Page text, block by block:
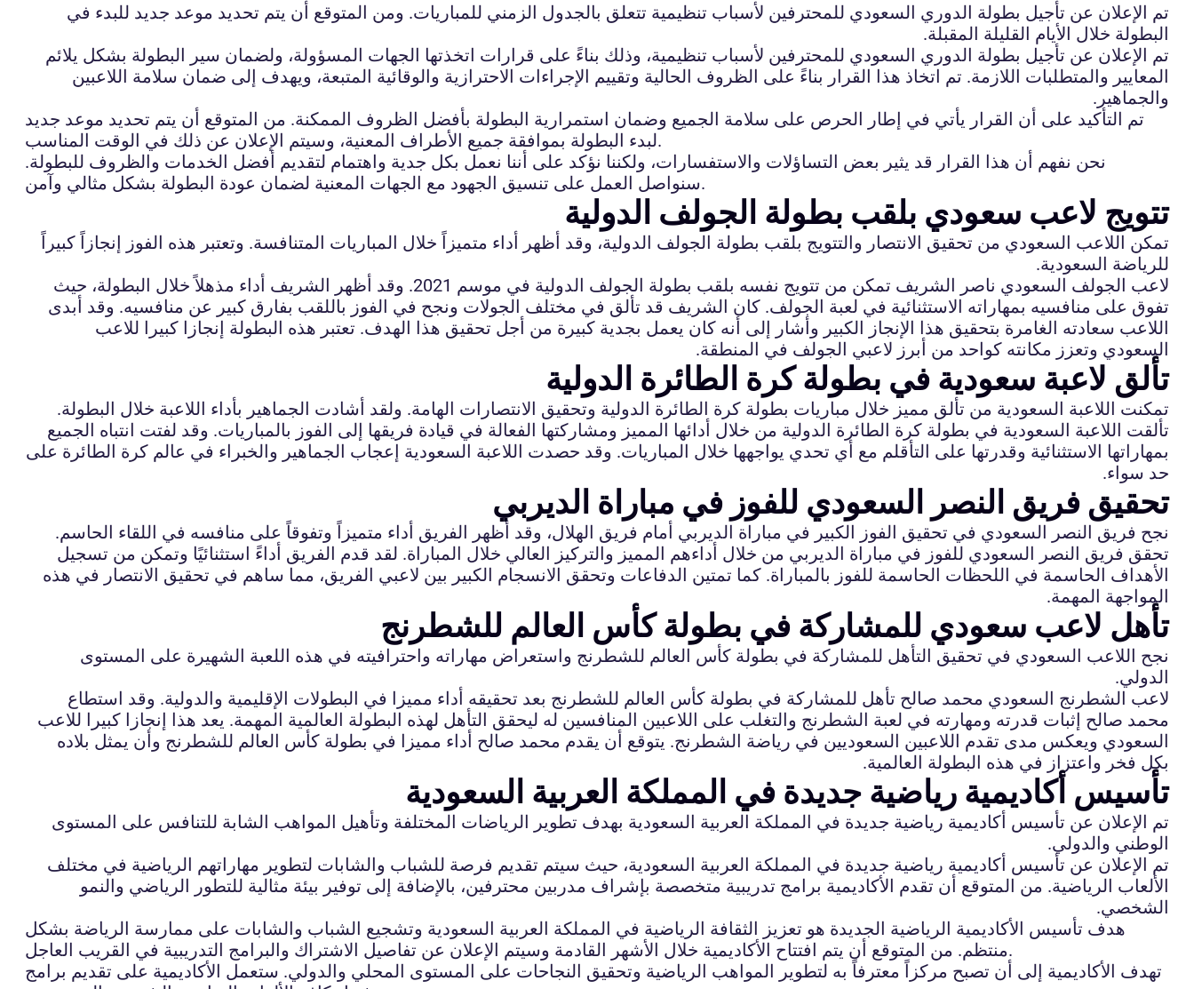
تم الإعلان عن تأجيل بطولة الدوري السعودي للمحترفين لأسباب تنظيمية تتعلق بالجدول الزمني للمباريات. ومن المتوقع أن يتم تحديد موعد جديد للبدء في
البطولة خلال الأيام القليلة المقبلة.
تم الإعلان عن تأجيل بطولة الدوري السعودي للمحترفين لأسباب تنظيمية، وذلك بناءً على قرارات اتخذتها الجهات المسؤولة، ولضمان سير البطولة بشكل يلائم
المعايير والمتطلبات اللازمة. تم اتخاذ هذا القرار بناءً على الظروف الحالية وتقييم الإجراءات الاحترازية والوقائية المتبعة، ويهدف إلى ضمان سلامة اللاعبين
والجماهير.
تم التأكيد على أن القرار يأتي في إطار الحرص على سلامة الجميع وضمان استمرارية البطولة بأفضل الظروف الممكنة. من المتوقع أن يتم تحديد موعد جديد
لبدء البطولة بموافقة جميع الأطراف المعنية، وسيتم الإعلان عن ذلك في الوقت المناسب.
نحن نفهم أن هذا القرار قد يثير بعض التساؤلات والاستفسارات، ولكننا نؤكد على أننا نعمل بكل جدية واهتمام لتقديم أفضل الخدمات والظروف للبطولة.
سنواصل العمل على تنسيق الجهود مع الجهات المعنية لضمان عودة البطولة بشكل مثالي وآمن.
تتويج لاعب سعودي بلقب بطولة الجولف الدولية
تمكن اللاعب السعودي من تحقيق الانتصار والتتويج بلقب بطولة الجولف الدولية، وقد أظهر أداء متميزاً خلال المباريات المتنافسة. وتعتبر هذه الفوز إنجازاً كبيراً
للرياضة السعودية.
لاعب الجولف السعودي ناصر الشريف تمكن من تتويج نفسه بلقب بطولة الجولف الدولية في موسم 2021. وقد أظهر الشريف أداء مذهلاً خلال البطولة، حيث
تفوق على منافسيه بمهاراته الاستثنائية في لعبة الجولف. كان الشريف قد تألق في مختلف الجولات ونجح في الفوز باللقب بفارق كبير عن منافسيه. وقد أبدى
اللاعب سعادته الغامرة بتحقيق هذا الإنجاز الكبير وأشار إلى أنه كان يعمل بجدية كبيرة من أجل تحقيق هذا الهدف. تعتبر هذه البطولة إنجازا كبيرا للاعب
السعودي وتعزز مكانته كواحد من أبرز لاعبي الجولف في المنطقة.
تألق لاعبة سعودية في بطولة كرة الطائرة الدولية
تمكنت اللاعبة السعودية من تألق مميز خلال مباريات بطولة كرة الطائرة الدولية وتحقيق الانتصارات الهامة. ولقد أشادت الجماهير بأداء اللاعبة خلال البطولة.
تألقت اللاعبة السعودية في بطولة كرة الطائرة الدولية من خلال أدائها المميز ومشاركتها الفعالة في قيادة فريقها إلى الفوز بالمباريات. وقد لفتت انتباه الجميع
بمهاراتها الاستثنائية وقدرتها على التأقلم مع أي تحدي يواجهها خلال المباريات. وقد حصدت اللاعبة السعودية إعجاب الجماهير والخبراء في عالم كرة الطائرة على
حد سواء.
تحقيق فريق النصر السعودي للفوز في مباراة الديربي
نجح فريق النصر السعودي في تحقيق الفوز الكبير في مباراة الديربي أمام فريق الهلال، وقد أظهر الفريق أداء متميزاً وتفوقاً على منافسه في اللقاء الحاسم.
تحقق فريق النصر السعودي للفوز في مباراة الديربي من خلال أداءهم المميز والتركيز العالي خلال المباراة. لقد قدم الفريق أداءً استثنائيًا وتمكن من تسجيل
الأهداف الحاسمة في اللحظات الحاسمة للفوز بالمباراة. كما تمتين الدفاعات وتحقق الانسجام الكبير بين لاعبي الفريق، مما ساهم في تحقيق الانتصار في هذه
المواجهة المهمة.
تأهل لاعب سعودي للمشاركة في بطولة كأس العالم للشطرنج
نجح اللاعب السعودي في تحقيق التأهل للمشاركة في بطولة كأس العالم للشطرنج واستعراض مهاراته واحترافيته في هذه اللعبة الشهيرة على المستوى
الدولي.
لاعب الشطرنج السعودي محمد صالح تأهل للمشاركة في بطولة كأس العالم للشطرنج بعد تحقيقه أداء مميزا في البطولات الإقليمية والدولية. وقد استطاع
محمد صالح إثبات قدرته ومهارته في لعبة الشطرنج والتغلب على اللاعبين المنافسين له ليحقق التأهل لهذه البطولة العالمية المهمة. يعد هذا إنجازا كبيرا للاعب
السعودي ويعكس مدى تقدم اللاعبين السعوديين في رياضة الشطرنج. يتوقع أن يقدم محمد صالح أداء مميزا في بطولة كأس العالم للشطرنج وأن يمثل بلاده
بكل فخر واعتزاز في هذه البطولة العالمية.
تأسيس أكاديمية رياضية جديدة في المملكة العربية السعودية
تم الإعلان عن تأسيس أكاديمية رياضية جديدة في المملكة العربية السعودية بهدف تطوير الرياضات المختلفة وتأهيل المواهب الشابة للتنافس على المستوى
الوطني والدولي.
تم الإعلان عن تأسيس أكاديمية رياضية جديدة في المملكة العربية السعودية، حيث سيتم تقديم فرصة للشباب والشابات لتطوير مهاراتهم الرياضية في مختلف
الألعاب الرياضية. من المتوقع أن تقدم الأكاديمية برامج تدريبية متخصصة بإشراف مدربين محترفين، بالإضافة إلى توفير بيئة مثالية للتطور الرياضي والنمو
الشخصي.
هدف تأسيس الأكاديمية الرياضية الجديدة هو تعزيز الثقافة الرياضية في المملكة العربية السعودية وتشجيع الشباب والشابات على ممارسة الرياضة بشكل
منتظم. من المتوقع أن يتم افتتاح الأكاديمية خلال الأشهر القادمة وسيتم الإعلان عن تفاصيل الاشتراك والبرامج التدريبية في القريب العاجل.
تهدف الأكاديمية إلى أن تصبح مركزاً معترفاً به لتطوير المواهب الرياضية وتحقيق النجاحات على المستوى المحلي والدولي. ستعمل الأكاديمية على تقديم برامج